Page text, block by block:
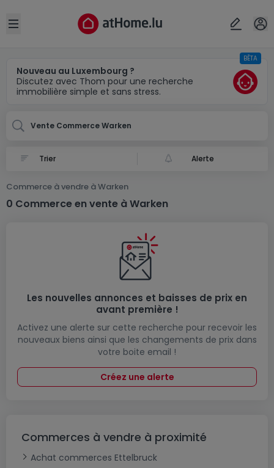
Open sidebar
Nouveau au Luxembourg ?
Discutez avec Thom pour une recherche
immobilière simple et sans stress.
BÊTA
Vente Commerce Warken
Alerte
Commerce à vendre à Warken
0 Commerce en vente à Warken
Les nouvelles annonces et baisses de prix en
avant première !
Activez une alerte sur cette recherche pour recevoir les
nouveaux biens ainsi que les changements de prix dans
votre boite email !
Créez une alerte
Commerces à vendre à proximité
Achat commerces Ettelbruck
Localité(s)
Annuler OK